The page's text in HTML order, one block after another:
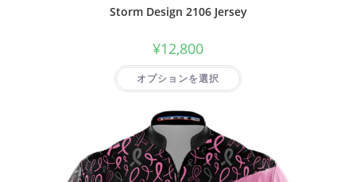
Storm Design 2106 Jersey
¥12,800
オプションを選択